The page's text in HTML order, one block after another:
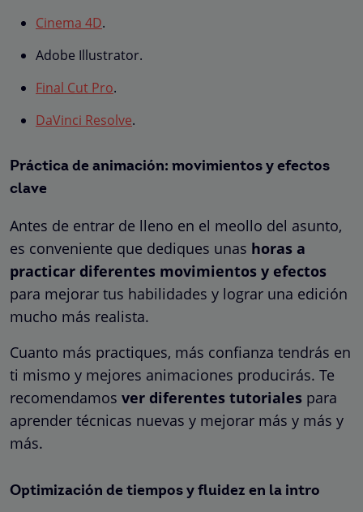
Cinema 4D.
Adobe Illustrator.
Final Cut Pro.
DaVinci Resolve.
Práctica de animación: movimientos y efectos
clave
Antes de entrar de lleno en el meollo del asunto,
es conveniente que dediques unas horas a
practicar diferentes movimientos y efectos
para mejorar tus habilidades y lograr una edición
mucho más realista.
Cuanto más practiques, más confianza tendrás en
ti mismo y mejores animaciones producirás. Te
recomendamos ver diferentes tutoriales para
aprender técnicas nuevas y mejorar más y más y
más.
Optimización de tiempos y fluidez en la intro